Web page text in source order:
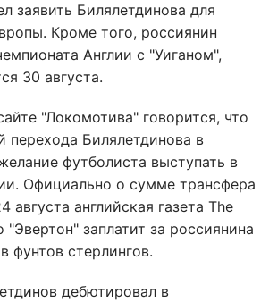
заявить Билялетдинова для
Кроме того, россиянин
Англии с "Уиганом",
30 августа.
"Локомотива" говорится, что
перехода Билялетдинова в
футболиста выступать в
Официально о сумме трансфера
августа английская газета The
"Эвертон" заплатит за россиянина
фунтов стерлингов.
дебютировал в